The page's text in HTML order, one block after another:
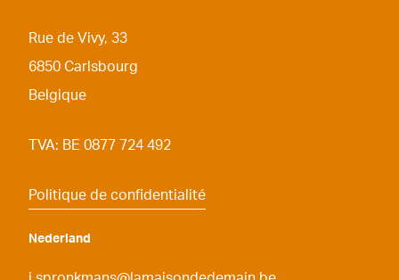
Rue de Vivy, 33
6850 Carlsbourg
Belgique
TVA: BE 0877 724 492
Politique de confidentialité
Nederland